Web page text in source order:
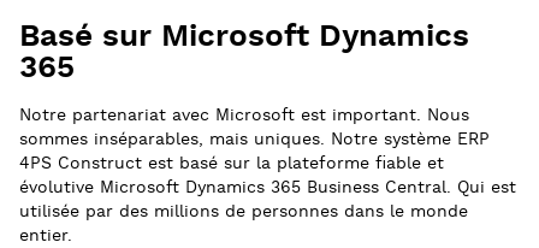
Basé sur Microsoft Dynamics
365
Notre partenariat avec Microsoft est important. Nous
sommes inséparables, mais uniques. Notre système ERP
4PS Construct est basé sur la plateforme fiable et
évolutive Microsoft Dynamics 365 Business Central. Qui est
utilisée par des millions de personnes dans le monde
entier.